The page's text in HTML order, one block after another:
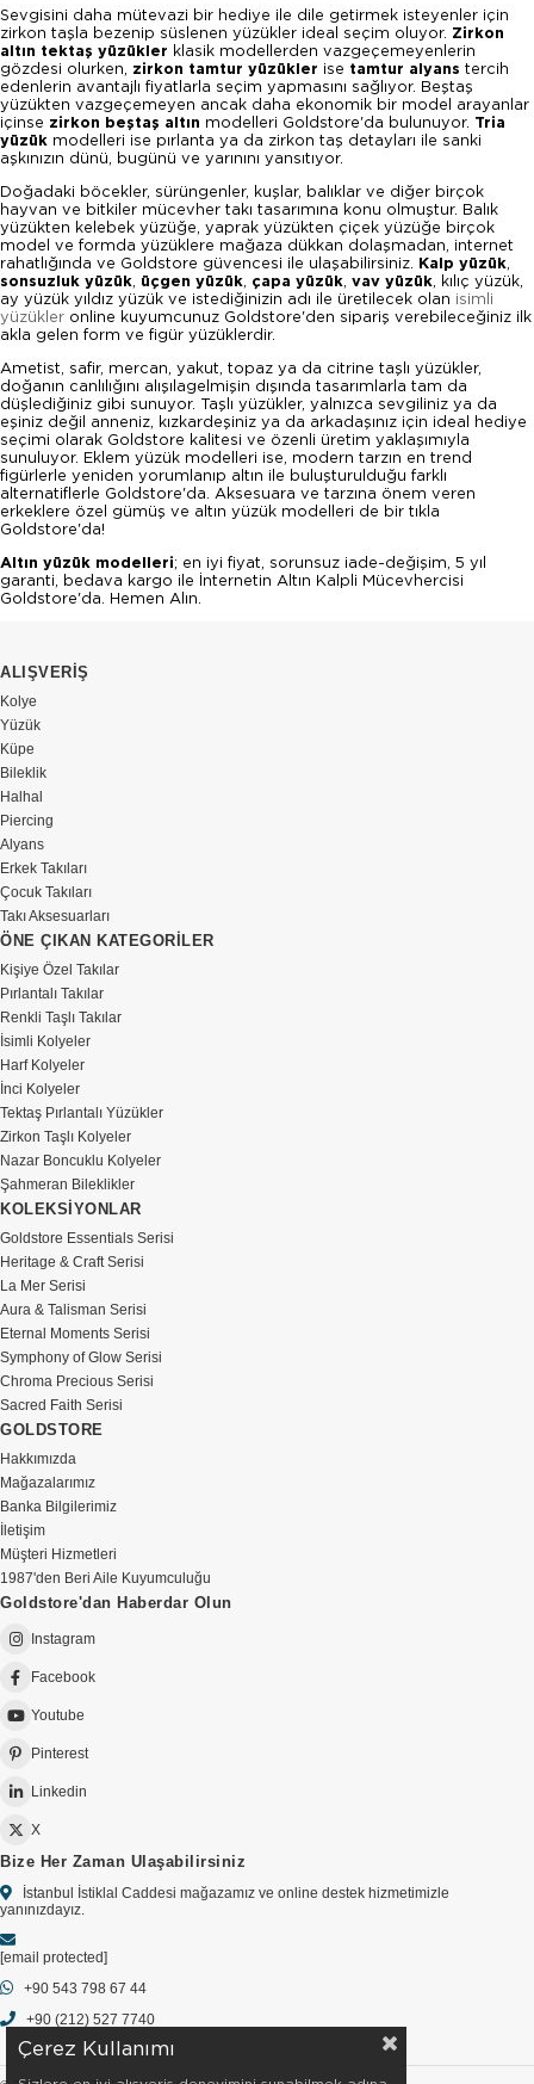
Sevgisini daha mütevazi bir hediye ile dile getirmek isteyenler için
zirkon taşla bezenip süslenen yüzükler ideal seçim oluyor. Zirkon
altın tektaş yüzükler klasik modellerden vazgeçemeyenlerin
gözdesi olurken, zirkon tamtur yüzükler ise tamtur alyans tercih
edenlerin avantajlı fiyatlarla seçim yapmasını sağlıyor. Beştaş
yüzükten vazgeçemeyen ancak daha ekonomik bir model arayanlar
içinse zirkon beştaş altın modelleri Goldstore'da bulunuyor. Tria
yüzük modelleri ise pırlanta ya da zirkon taş detayları ile sanki
aşkınızın dünü, bugünü ve yarınını yansıtıyor.
Doğadaki böcekler, sürüngenler, kuşlar, balıklar ve diğer birçok
hayvan ve bitkiler mücevher takı tasarımına konu olmuştur. Balık
yüzükten kelebek yüzüğe, yaprak yüzükten çiçek yüzüğe birçok
model ve formda yüzüklere mağaza dükkan dolaşmadan, internet
rahatlığında ve Goldstore güvencesi ile ulaşabilirsiniz. Kalp yüzük,
sonsuzluk yüzük, üçgen yüzük, çapa yüzük, vav yüzük, kılıç yüzük,
ay yüzük yıldız yüzük ve istediğinizin adı ile üretilecek olan isimli
yüzükler online kuyumcunuz Goldstore'den sipariş verebileceğiniz ilk
akla gelen form ve figür yüzüklerdir.
Ametist, safir, mercan, yakut, topaz ya da citrine taşlı yüzükler,
doğanın canlılığını alışılagelmişin dışında tasarımlarla tam da
düşlediğiniz gibi sunuyor. Taşlı yüzükler, yalnızca sevgiliniz ya da
eşiniz değil anneniz, kızkardeşiniz ya da arkadaşınız için ideal hediye
seçimi olarak Goldstore kalitesi ve özenli üretim yaklaşımıyla
sunuluyor. Eklem yüzük modelleri ise, modern tarzın en trend
figürlerle yeniden yorumlanıp altın ile buluşturulduğu farklı
alternatiflerle Goldstore'da. Aksesuara ve tarzına önem veren
erkeklere özel gümüş ve altın yüzük modelleri de bir tıkla
Goldstore'da!
Altın yüzük modelleri; en iyi fiyat, sorunsuz iade-değişim, 5 yıl
garanti, bedava kargo ile İnternetin Altın Kalpli Mücevhercisi
Goldstore'da. Hemen Alın.
ALIŞVERİŞ
Kolye
Yüzük
Küpe
Bileklik
Halhal
Piercing
Alyans
Erkek Takıları
Çocuk Takıları
Takı Aksesuarları
ÖNE ÇIKAN KATEGORİLER
Kişiye Özel Takılar
Pırlantalı Takılar
Renkli Taşlı Takılar
İsimli Kolyeler
Harf Kolyeler
İnci Kolyeler
Tektaş Pırlantalı Yüzükler
Zirkon Taşlı Kolyeler
Nazar Boncuklu Kolyeler
Şahmeran Bileklikler
KOLEKSİYONLAR
Goldstore Essentials Serisi
Heritage & Craft Serisi
La Mer Serisi
Aura & Talisman Serisi
Eternal Moments Serisi
Symphony of Glow Serisi
Chroma Precious Serisi
Sacred Faith Serisi
GOLDSTORE
Hakkımızda
Mağazalarımız
Banka Bilgilerimiz
İletişim
Müşteri Hizmetleri
1987'den Beri Aile Kuyumculuğu
Goldstore'dan Haberdar Olun
Instagram
Facebook
Youtube
Pinterest
Linkedin
X
Bize Her Zaman Ulaşabilirsiniz
İstanbul İstiklal Caddesi mağazamız ve online destek hizmetimizle
yanınızdayız.
[email protected]
+90 543 798 67 44
+90 (212) 527 7740
Çerez Kullanımı